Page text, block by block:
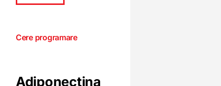
Cere programare
Adiponectina